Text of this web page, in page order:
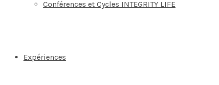
Conférences et Cycles INTEGRITY LIFE
Expériences